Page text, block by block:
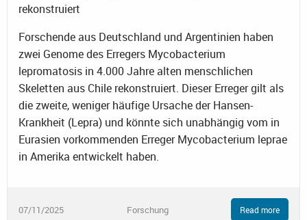
rekonstruiert
Forschende aus Deutschland und Argentinien haben
zwei Genome des Erregers Mycobacterium
lepromatosis in 4.000 Jahre alten menschlichen
Skeletten aus Chile rekonstruiert. Dieser Erreger gilt als
die zweite, weniger häufige Ursache der Hansen-
Krankheit (Lepra) und könnte sich unabhängig vom in
Eurasien vorkommenden Erreger Mycobacterium leprae
in Amerika entwickelt haben.
07/11/2025 Forschung Read more